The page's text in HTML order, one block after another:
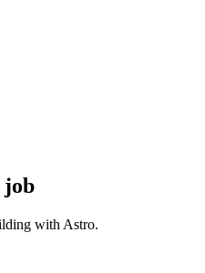
job
with Astro.